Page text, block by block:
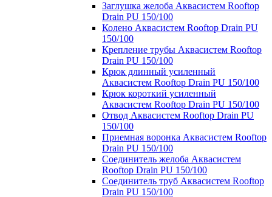
Заглушка желоба Аквасистем Rooftop
Drain PU 150/100
Колено Аквасистем Rooftop Drain PU
150/100
Крепление трубы Аквасистем Rooftop
Drain PU 150/100
Крюк длинный усиленный
Аквасистем Rooftop Drain PU 150/100
Крюк короткий усиленный
Аквасистем Rooftop Drain PU 150/100
Отвод Аквасистем Rooftop Drain PU
150/100
Приемная воронка Аквасистем Rooftop
Drain PU 150/100
Соединитель желоба Аквасистем
Rooftop Drain PU 150/100
Соединитель труб Аквасистем Rooftop
Drain PU 150/100